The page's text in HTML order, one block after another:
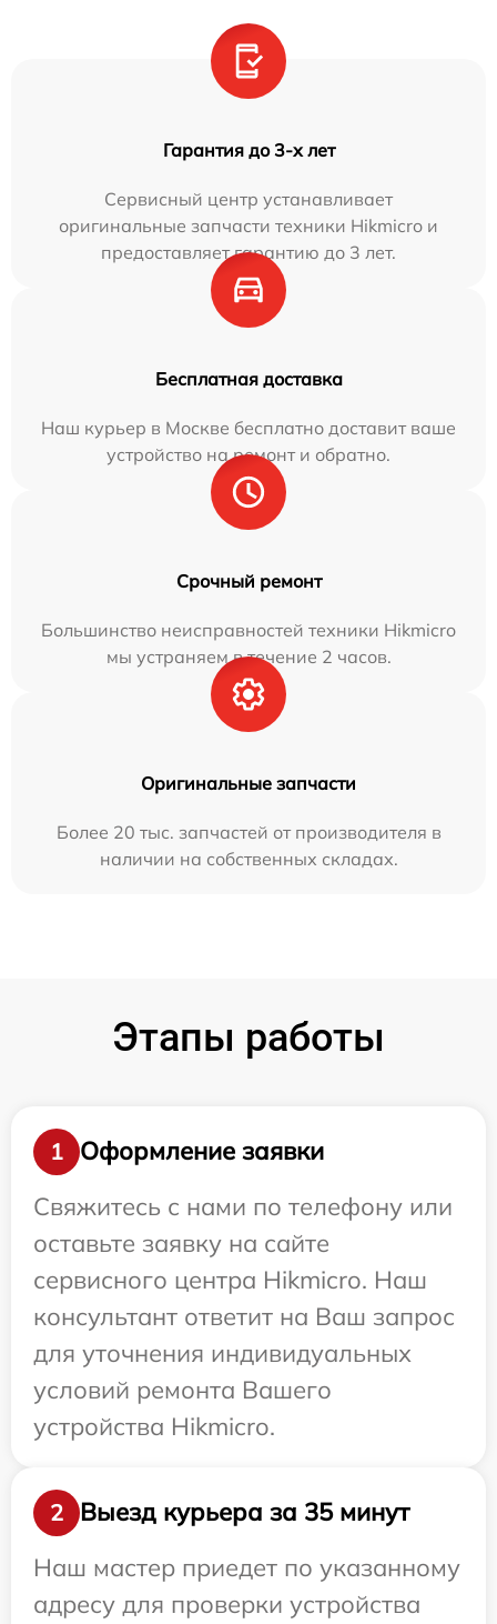
Гарантия до 3-х лет
Сервисный центр устанавливает
оригинальные запчасти техники Hikmicro и
предоставляет гарантию до 3 лет.
Бесплатная доставка
Наш курьер в Москве бесплатно доставит ваше
устройство на ремонт и обратно.
Срочный ремонт
Большинство неисправностей техники Hikmicro
мы устраняем в течение 2 часов.
Оригинальные запчасти
Более 20 тыс. запчастей от производителя в
наличии на собственных складах.
Этапы работы
1
Оформление заявки
Свяжитесь с нами по телефону или
оставьте заявку на сайте
сервисного центра Hikmicro. Наш
консультант ответит на Ваш запрос
для уточнения индивидуальных
условий ремонта Вашего
устройства Hikmicro.
2
Выезд курьера за 35 минут
Наш мастер приедет по указанному
адресу для проверки устройства